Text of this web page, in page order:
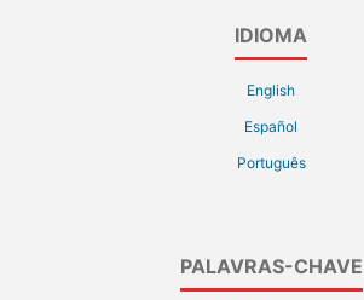
IDIOMA
English
Español
Português
PALAVRAS-CHAVE